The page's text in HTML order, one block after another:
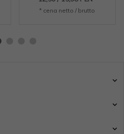
* cena netto / brutto